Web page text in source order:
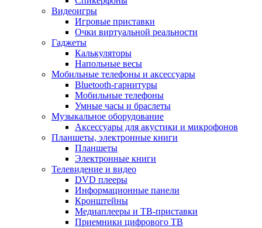
Видеоигры
Игровые приставки
Очки виртуальной реальности
Гаджеты
Калькуляторы
Напольные весы
Мобильные телефоны и аксессуары
Bluetooth-гарнитуры
Мобильные телефоны
Умные часы и браслеты
Музыкальное оборудование
Аксессуары для акустики и микрофонов
Планшеты, электронные книги
Планшеты
Электронные книги
Телевидение и видео
DVD плееры
Информационные панели
Кронштейны
Медиаплееры и ТВ-приставки
Приемники цифрового ТВ